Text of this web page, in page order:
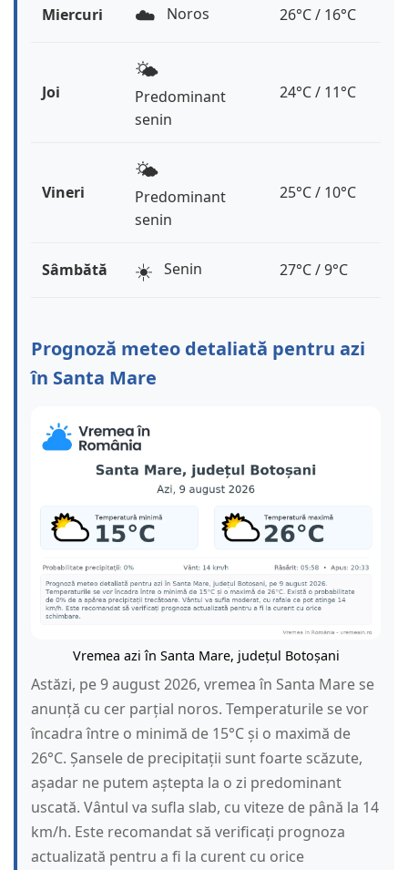
Miercuri ☁️ Noros 26°C / 16°C
Joi
🌤️
Predominant
senin
24°C / 11°C
Vineri
🌤️
Predominant
senin
25°C / 10°C
Sâmbătă ☀️ Senin 27°C / 9°C
Prognoză meteo detaliată pentru azi
în Santa Mare
Vremea azi în Santa Mare, județul Botoșani
Astăzi, pe 9 august 2026, vremea în Santa Mare se
anunță cu cer parțial noros. Temperaturile se vor
încadra între o minimă de 15°C și o maximă de
26°C. Șansele de precipitații sunt foarte scăzute,
așadar ne putem aștepta la o zi predominant
uscată. Vântul va sufla slab, cu viteze de până la 14
km/h. Este recomandat să verificați prognoza
actualizată pentru a fi la curent cu orice